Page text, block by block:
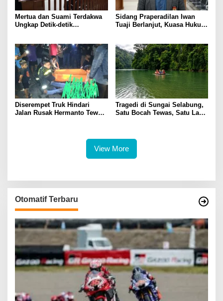
Mertua dan Suami Terdakwa
Ungkap Detik-detik
Sidang Praperadilan Iwan
Tuaji Berlanjut, Kuasa Hukum
Diserempet Truk Hindari
Jalan Rusak Hermanto Tewas
Tragedi di Sungai Selabung,
Satu Bocah Tewas, Satu Lagi
View More
Otomatif Terbaru